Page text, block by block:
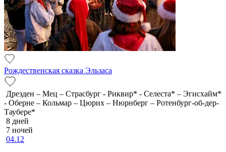
Рождественская сказка Эльзаса
Дрезден – Мец – Страсбург - Риквир* - Селеста* – Эгисхайм*
- Оберне – Кольмар – Цюрих – Нюрнберг – Ротенбург-об-дер-
Таубере*
8 дней
7 ночей
04.12